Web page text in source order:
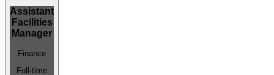
Assistant
Facilities
Manager
Finance
Full-time